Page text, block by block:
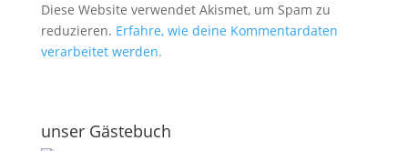
Diese Website verwendet Akismet, um Spam zu
reduzieren. Erfahre, wie deine Kommentardaten
verarbeitet werden.
unser Gästebuch